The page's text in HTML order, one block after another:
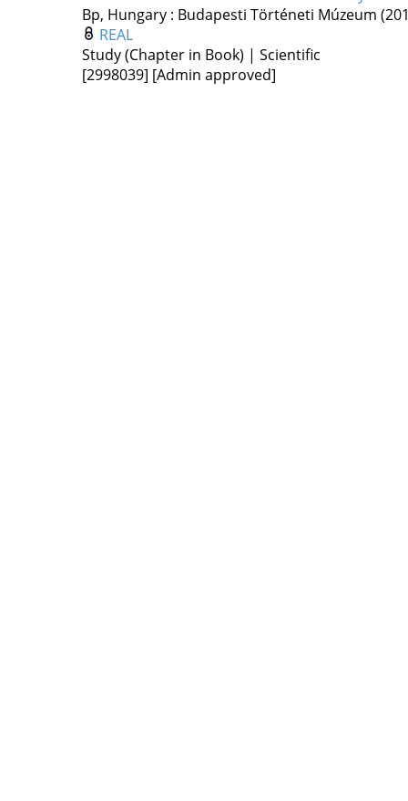
Bp, Hungary : Budapesti Történeti Múzeum
REAL
Study (Chapter in Book) | Scientific
[2998039] [Admin approved]